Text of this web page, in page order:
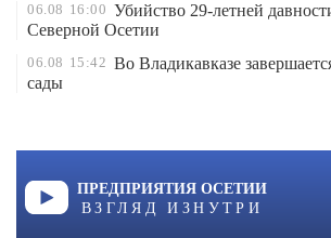
06.08 16:00 Убийство 29-летней
Северной Осетии
06.08 15:42 Во Владикавказе
сады
ПРЕДПРИЯТИЯ ОСЕТИИ
ВЗГЛЯД ИЗНУТРИ